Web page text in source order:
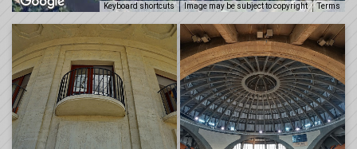
Keyboard shortcuts Image may be subject to copyright Terms